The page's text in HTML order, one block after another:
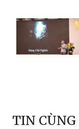
TIN